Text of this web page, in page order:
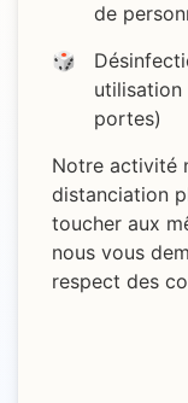
de
utilisation
portes)
Notre activité
distanciation
toucher aux
nous vous
respect des